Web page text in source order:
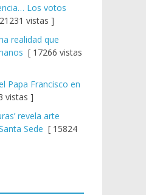
Los votos
vistas ]
realidad que
[ 17266 vistas
Papa Francisco en
vistas ]
revela arte
Sede [ 15824